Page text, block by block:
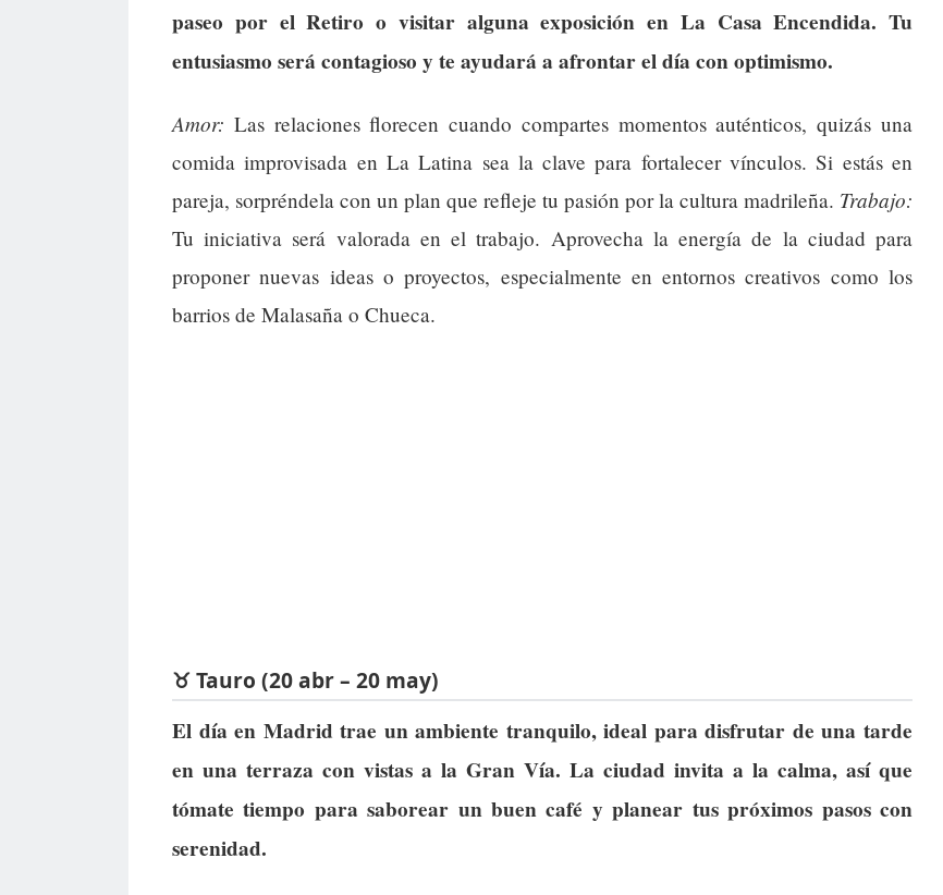
paseo por el Retiro o visitar alguna exposición en La Casa Encendida. Tu
entusiasmo será contagioso y te ayudará a afrontar el día con optimismo.
Amor: Las relaciones florecen cuando compartes momentos auténticos, quizás una
comida improvisada en La Latina sea la clave para fortalecer vínculos. Si estás en
pareja, sorpréndela con un plan que refleje tu pasión por la cultura madrileña. Trabajo:
Tu iniciativa será valorada en el trabajo. Aprovecha la energía de la ciudad para
proponer nuevas ideas o proyectos, especialmente en entornos creativos como los
barrios de Malasaña o Chueca.
♉ Tauro (20 abr – 20 may)
El día en Madrid trae un ambiente tranquilo, ideal para disfrutar de una tarde
en una terraza con vistas a la Gran Vía. La ciudad invita a la calma, así que
tómate tiempo para saborear un buen café y planear tus próximos pasos con
serenidad.